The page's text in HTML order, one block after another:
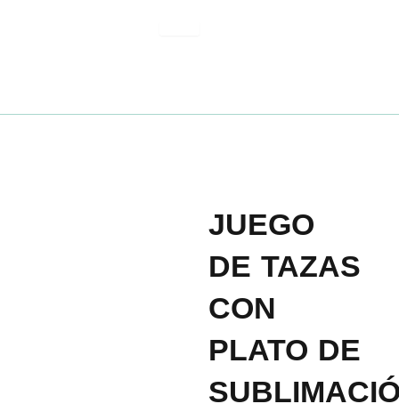
JUEGO
DE TAZAS
CON
PLATO DE